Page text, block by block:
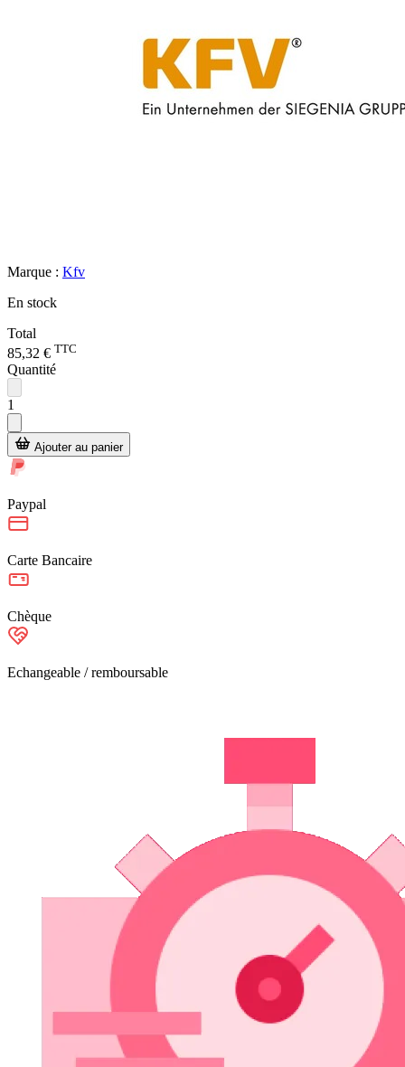
Marque : Kfv
En stock
Total
85,32 € TTC
Quantité
1
Ajouter au panier
Paypal
Carte Bancaire
Chèque
Echangeable / remboursable